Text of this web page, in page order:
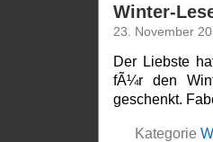
Winter-
23. November
Der Liebste
fÃ¼r den
geschenkt.
Kategorie